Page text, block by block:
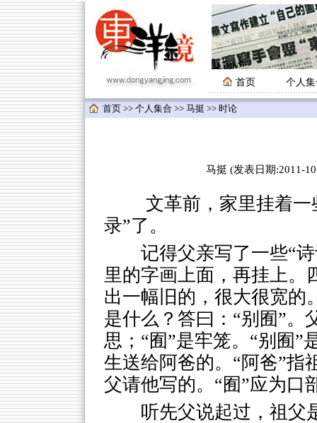
首页 个人
首页 >> 个人集合 >> 马挺 >> 时论
马挺 (发表日期:2011-
文革前，家里挂着一
录”了。
记得父亲写了一些“
里的字画上面，再挂上。
出一幅旧的，很大很宽的
是什么？答曰：“别囿”。
思；“囿”是牢笼。“别囿”
生送给阿爸的。“阿爸”指
父请他写的。“囿”应为口
听先父说起过，祖父